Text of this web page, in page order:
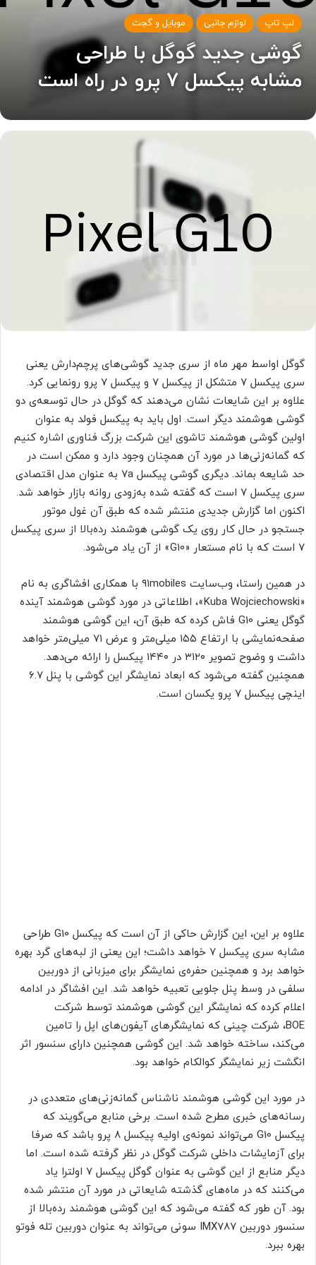
لپ تاپ لوازم جانبی موبایل و گجت
گوشی جدید گوگل با طراحی
مشابه پیکسل ۷ پرو در راه است
گوگل اواسط مهر ماه از سری جدید گوشی‌های پرچم‌دارش یعنی
سری پیکسل ۷ متشکل از پیکسل ۷ و پیکسل ۷ پرو رونمایی کرد.
علاوه بر این شایعات نشان می‌دهند که گوگل در حال توسعه‌ی دو
گوشی هوشمند دیگر است. اول باید به پیکسل فولد به عنوان
اولین گوشی هوشمند تاشوی این شرکت بزرگ فناوری اشاره کنیم
که گمانه‌زنی‌ها در مورد آن همچنان وجود دارد و ممکن است در
حد شایعه بماند. دیگری گوشی پیکسل ۷a به عنوان مدل اقتصادی
سری پیکسل ۷ است که گفته شده به‌زودی روانه‌ بازار خواهد شد.
اکنون اما گزارش جدیدی منتشر شده که طبق آن غول موتور
جستجو در حال کار روی یک گوشی هوشمند رده‌بالا از سری پیکسل
۷ است که با نام مستعار «G10» از آن یاد می‌شود.
در همین راستا، وب‌سایت ۹۱mobiles با همکاری افشاگری به نام
«Kuba Wojciechowski»، اطلاعاتی در مورد گوشی هوشمند آینده
گوگل یعنی G10 فاش کرده که طبق آن، این گوشی هوشمند
صفحه‌نمایشی با ارتفاع ۱۵۵ میلی‌متر و عرض ۷۱ میلی‌متر خواهد
داشت و وضوح تصویر ۳۱۲۰ در ۱۴۴۰ پیکسل را ارائه می‌دهد.
همچنین گفته می‌شود که ابعاد نمایشگر این گوشی با پنل ۶.۷
اینچی پیکسل ۷ پرو یکسان است.
علاوه بر این، این گزارش حاکی از آن است که پیکسل G10 طراحی
مشابه سری پیکسل ۷ خواهد داشت؛ این یعنی از لبه‌های گرد بهره
خواهد برد و همچنین حفره‌ی نمایشگر برای میزبانی از دوربین
سلفی در وسط پنل جلویی تعبیه خواهد شد. این افشاگر در ادامه
اعلام کرده که نمایشگر این گوشی هوشمند توسط شرکت
BOE، شرکت چینی که نمایشگرهای آیفون‌های اپل را تامین
می‌کند، ساخته خواهد شد. این گوشی همچنین دارای سنسور اثر
انگشت زیر نمایشگر کوالکام خواهد بود.
در مورد این گوشی هوشمند ناشناس گمانه‌زنی‌های متعددی در
رسانه‌های خبری مطرح شده است. برخی منابع می‌گویند که
پیکسل G10 می‌تواند نمونه‌ی اولیه پیکسل ۸ پرو باشد که صرفا
برای آزمایشات داخلی شرکت گوگل در نظر گرفته شده است. اما
دیگر منابع از این گوشی به عنوان گوگل پیکسل ۷ اولترا یاد
می‌کنند که در ماه‌های گذشته شایعاتی در مورد آن منتشر شده
بود. آن طور که گفته می‌شود که این گوشی هوشمند رده‌بالا از
سنسور دوربین IMX787 سونی می‌تواند به عنوان دوربین تله فوتو
بهره ببرد.